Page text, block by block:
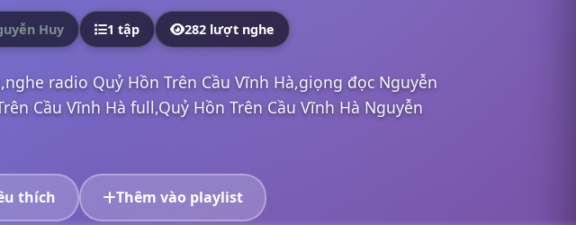
Huy 1 tập 282 lượt nghe
radio Quỷ Hồn Trên Cầu Vĩnh Hà,giọng đọc Nguyễn
Cầu Vĩnh Hà full,Quỷ Hồn Trên Cầu Vĩnh Hà Nguyễn
thích Thêm vào playlist